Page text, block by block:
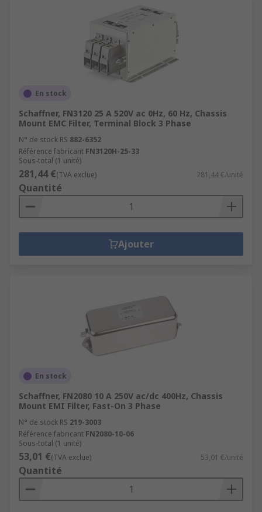
En stock
Schaffner, FN3120 25 A 520V ac 0Hz, 60 Hz, Chassis
Mount EMC Filter, Terminal Block 3 Phase
N° de stock RS 882-6352
Référence fabricant FN3120H-25-33
Sous-total (1 unité)
281,44 €(TVA exclue) 281,44 €/unité
Quantité
Ajouter
En stock
Schaffner, FN2080 10 A 250V ac/dc 400Hz, Chassis
Mount EMI Filter, Fast-On 3 Phase
N° de stock RS 219-3003
Référence fabricant FN2080-10-06
Sous-total (1 unité)
53,01 €(TVA exclue) 53,01 €/unité
Quantité